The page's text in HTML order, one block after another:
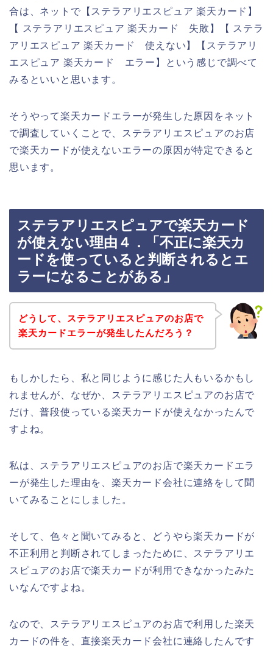
合は、ネットで【ステラアリエスピュア 楽天カード】
【 ステラアリエスピュア 楽天カード 失敗】【 ステラ
アリエスピュア 楽天カード 使えない】【ステラアリ
エスピュア 楽天カード エラー】という感じで調べて
みるといいと思います。
そうやって楽天カードエラーが発生した原因をネット
で調査していくことで、ステラアリエスピュアのお店
で楽天カードが使えないエラーの原因が特定できると
思います。
ステラアリエスピュアで楽天カード
が使えない理由４．「不正に楽天カ
ードを使っていると判断されるとエ
ラーになることがある」
どうして、ステラアリエスピュアのお店で
楽天カードエラーが発生したんだろう？
もしかしたら、私と同じように感じた人もいるかもし
れませんが、なぜか、ステラアリエスピュアのお店で
だけ、普段使っている楽天カードが使えなかったんで
すよね。
私は、ステラアリエスピュアのお店で楽天カードエラ
ーが発生した理由を、楽天カード会社に連絡をして聞
いてみることにしました。
そして、色々と聞いてみると、どうやら楽天カードが
不正利用と判断されてしまったために、ステラアリエ
スピュアのお店で楽天カードが利用できなかったみた
いなんですよね。
なので、ステラアリエスピュアのお店で利用した楽天
カードの件を、直接楽天カード会社に連絡したんです